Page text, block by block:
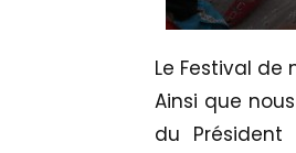
Le Festival de
Ainsi que
du